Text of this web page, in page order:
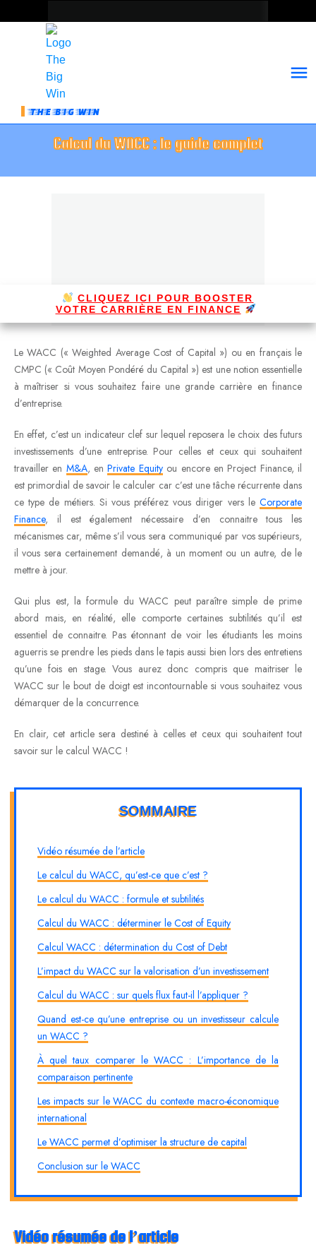
THE BIG WIN
Calcul du WACC : le guide complet
CLIQUEZ ICI POUR BOOSTER
VOTRE CARRIÈRE EN FINANCE
Le WACC (« Weighted Average Cost of Capital ») ou en français le
CMPC (« Coût Moyen Pondéré du Capital ») est une notion essentielle
à maîtriser si vous souhaitez faire une grande carrière en finance
d’entreprise.
En effet, c’est un indicateur clef sur lequel reposera le choix des futurs
investissements d’une entreprise. Pour celles et ceux qui souhaitent
travailler en M&A, enPrivate Equityou encore en Project Finance, il
est primordial de savoir le calculer car c’est une tâche récurrente dans
ce type de métiers. Si vous préférez vous diriger vers le Corporate
Finance, il est également nécessaire d’en connaitre tous les
mécanismes car, même s’il vous sera communiqué par vos supérieurs,
il vous sera certainement demandé, à un moment ou un autre, de le
mettre à jour.
Qui plus est, la formule du WACC peut paraître simple de prime
abord mais, en réalité, elle comporte certaines subtilités qu’il est
essentiel de connaitre. Pas étonnant de voir les étudiants les moins
aguerris se prendre les pieds dans le tapis aussi bien lors des entretiens
qu’une fois en stage. Vous aurez donc compris que maitriser le
WACC sur le bout de doigt est incontournable si vous souhaitez vous
démarquer de la concurrence.
En clair, cet article sera destiné à celles et ceux qui souhaitent tout
savoir sur le calcul WACC !
SOMMAIRE
Vidéo résumée de l’article
Le calcul du WACC, qu’est-ce que c’est ?
Le calcul du WACC : formule et subtilités
Calcul du WACC : déterminer le Cost of Equity
Calcul WACC : détermination du Cost of Debt
L’impact du WACC sur la valorisation d’un investissement
Calcul du WACC : sur quels flux faut-il l’appliquer ?
Quand est-ce qu’une entreprise ou un investisseur calcule
un WACC ?
À quel taux comparer le WACC : L’importance de la
comparaison pertinente
Les impacts sur le WACC du contexte macro-économique
international
Le WACC permet d’optimiser la structure de capital
Conclusion sur le WACC
Vidéo résumée de l’article